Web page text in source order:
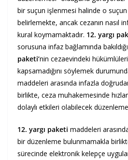
bir suçun işlenmesi halinde o suçun
belirlemekte, ancak cezanın nasıl
kural koymamaktadır. 12. yargı
sorusuna infaz bağlamında
paketi’nin cezaevindeki
kapsamadığını söylemek
maddeleri arasında infazla
birlikte, ceza muhakemesinde
dolaylı etkileri olabilecek
12. yargı paketi maddeleri
bir düzenleme bulunmamakla
sürecinde elektronik kelepçe